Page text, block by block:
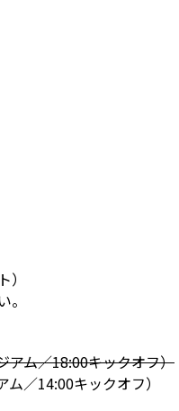
ム／18:00キックオフ）
／14:00キックオフ）